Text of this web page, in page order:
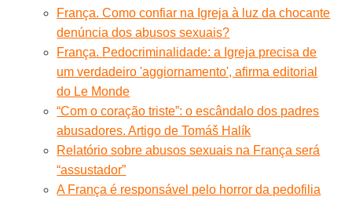
França. Como confiar na Igreja à luz da chocante
denúncia dos abusos sexuais?
França. Pedocriminalidade: a Igreja precisa de
um verdadeiro 'aggiornamento', afirma editorial
do Le Monde
“Com o coração triste”: o escândalo dos padres
abusadores. Artigo de Tomáš Halík
Relatório sobre abusos sexuais na França será
“assustador”
A França é responsável pelo horror da pedofilia